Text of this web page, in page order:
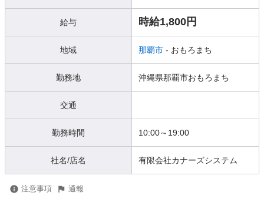
給与 時給1,800円
地域 那覇市 - おもろまち
勤務地 沖縄県那覇市おもろまち
交通
勤務時間 10:00～19:00
社名/店名 有限会社カナーズシステム
注意事項 通報